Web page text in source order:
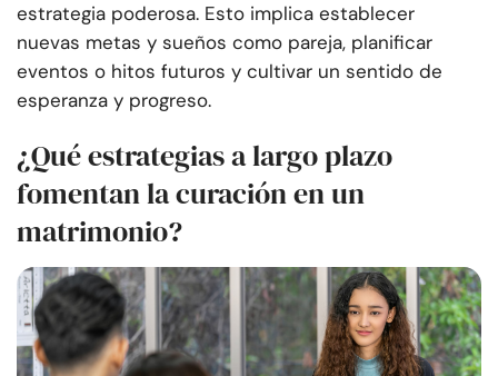
estrategia poderosa. Esto implica establecer
nuevas metas y sueños como pareja, planificar
eventos o hitos futuros y cultivar un sentido de
esperanza y progreso.
¿Qué estrategias a largo plazo
fomentan la curación en un
matrimonio?